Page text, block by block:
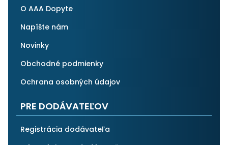
O AAA Dopyte
Napíšte nám
Novinky
Obchodné podmienky
Ochrana osobných údajov
PRE DODÁVATEĽOV
Registrácia dodávateľa